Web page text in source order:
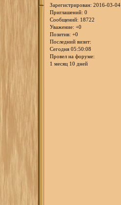
Зарегистрирован: 2016-03-04
Приглашений: 0
Сообщений: 18722
Уважение: +0
Позитив: +0
Последний визит:
Сегодня 05:50:08
Провел на форуме:
1 месяц 10 дней